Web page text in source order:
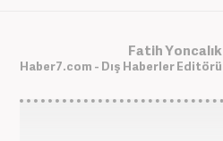
Fatih Yoncalık
Haber7.com - Dış Haberler Editörü